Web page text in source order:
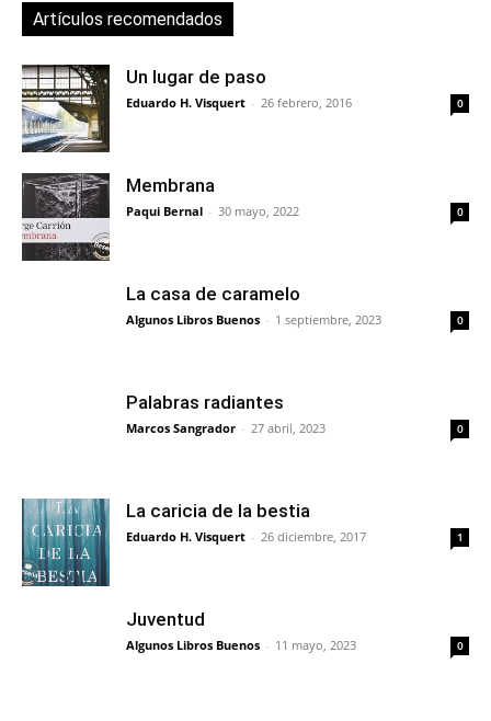
Artículos recomendados
Un lugar de paso
Eduardo H. Visquert - 26 febrero, 2016 0
Membrana
Paqui Bernal - 30 mayo, 2022 0
La casa de caramelo
Algunos Libros Buenos - 1 septiembre, 2023 0
Palabras radiantes
Marcos Sangrador - 27 abril, 2023 0
La caricia de la bestia
Eduardo H. Visquert - 26 diciembre, 2017 1
Juventud
Algunos Libros Buenos - 11 mayo, 2023 0